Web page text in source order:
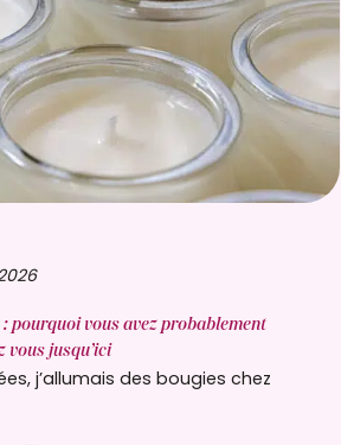
pourquoi vous avez probablement
vous jusqu’ici
j’allumais des bougies chez